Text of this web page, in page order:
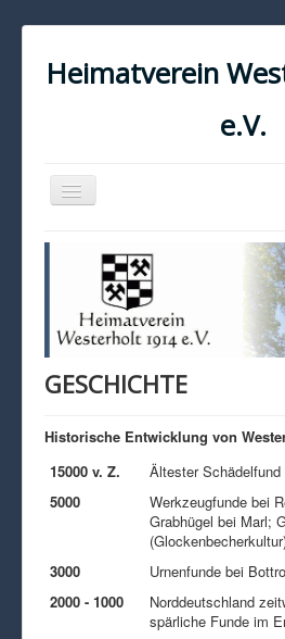
Heimatverein
e.V.
Navigation
an/aus
KONTAKT
IMPRESSUM
DATENSCHUTZ
GESCHICHTE
Historische Entwicklung von
15000 v. Z.
Ältester
5000
Werkzeugfunde bei
Grabhügel bei Marl;
3000
Urnenfunde bei
2000 - 1000
Norddeutschland
spärliche Funde im